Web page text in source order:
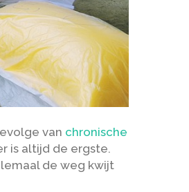
van chronische
is altijd de ergste.
de weg kwijt